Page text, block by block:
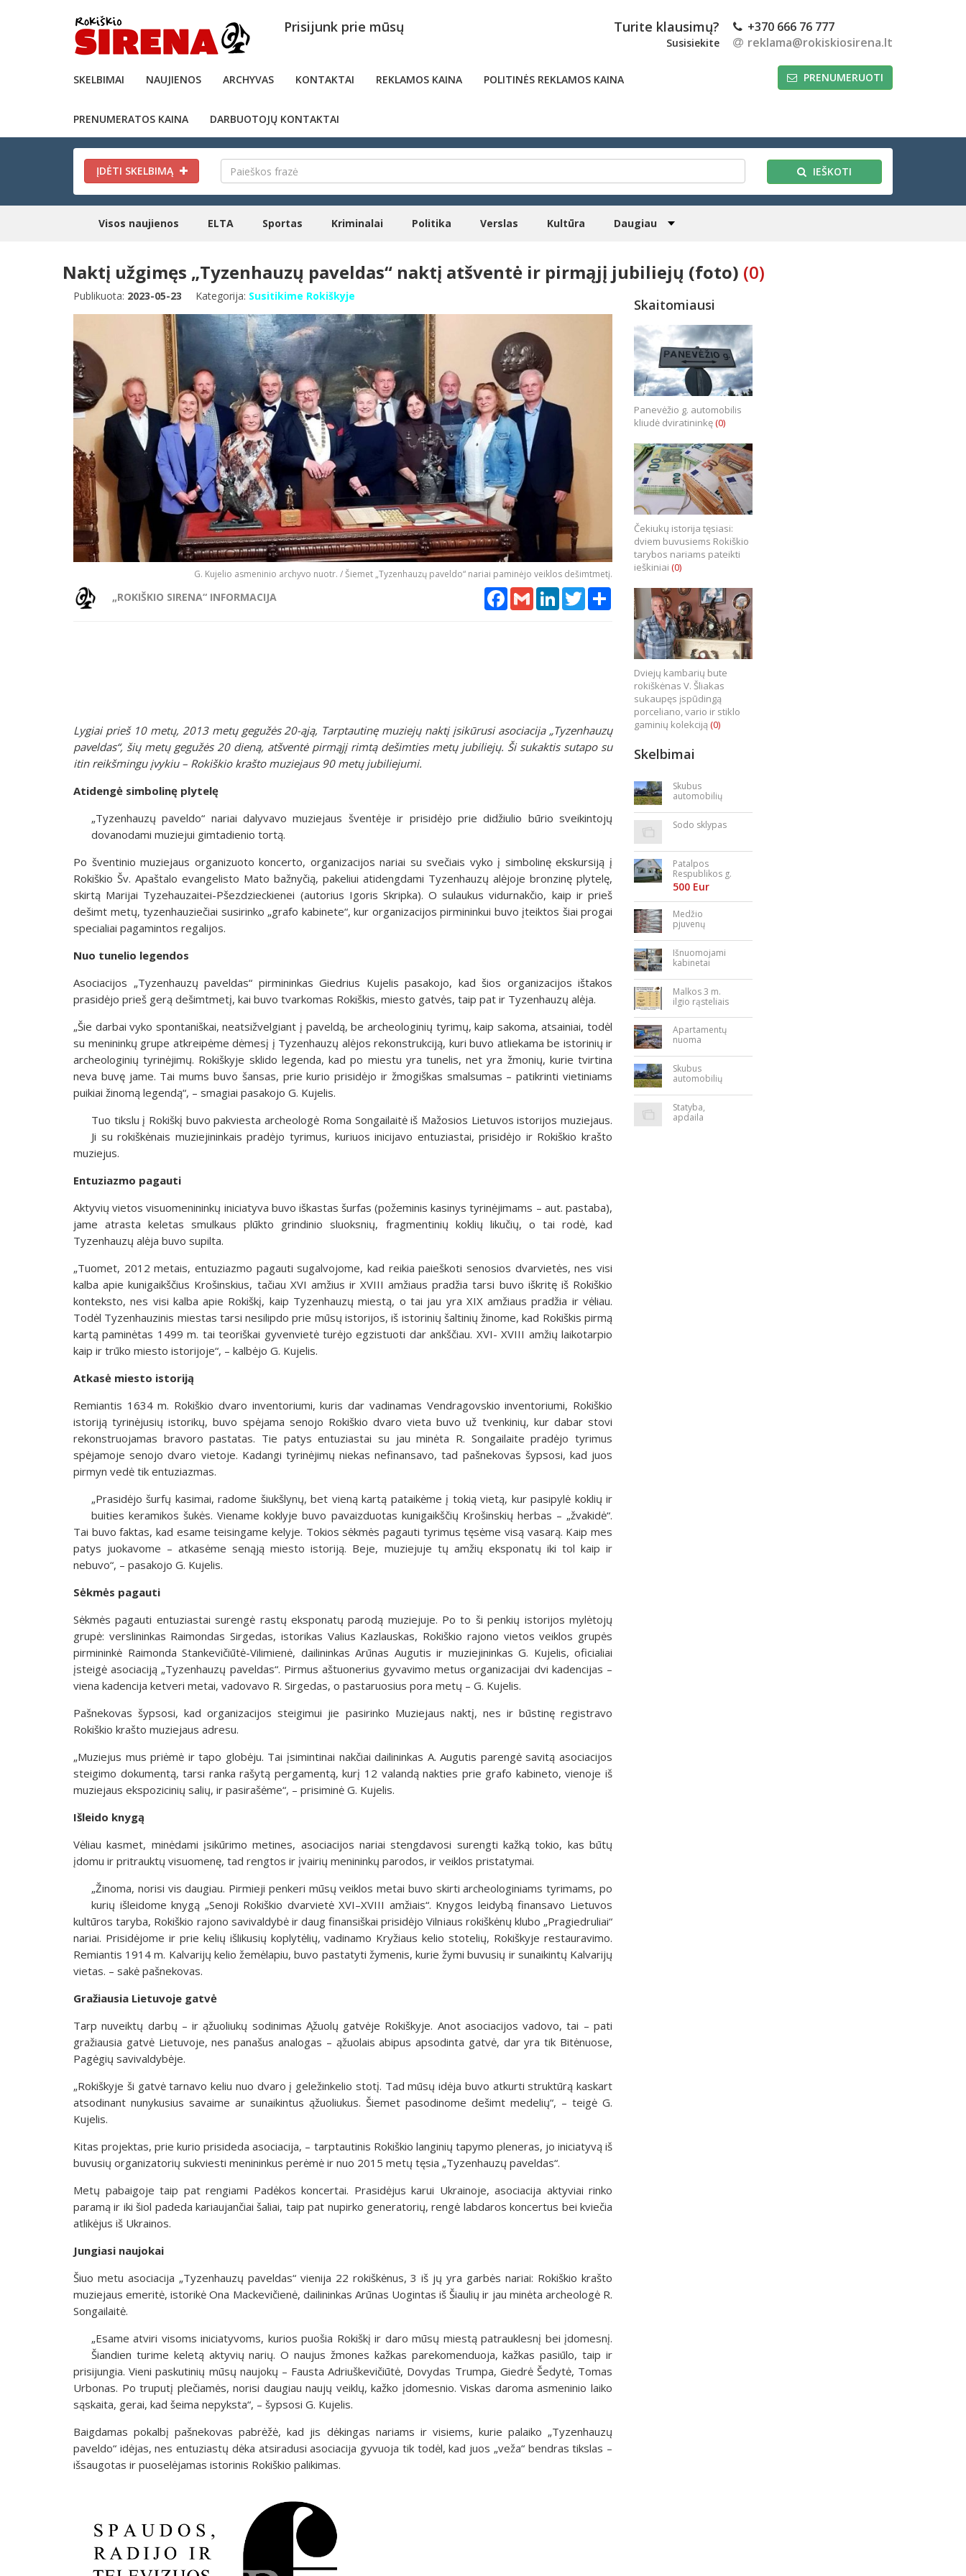
Prisijunk prie mūsų Turite klausimų?
Susisiekite
+370 666 76 777
reklama@rokiskiosirena.lt
SKELBIMAI NAUJIENOS ARCHYVAS KONTAKTAI REKLAMOS KAINA POLITINĖS REKLAMOS KAINA
PRENUMERATOS KAINA DARBUOTOJŲ KONTAKTAI
PRENUMERUOTI
ĮDĖTI SKELBIMĄ IEŠKOTI
Visos naujienos ELTA Sportas Kriminalai Politika Verslas Kultūra Daugiau
Naktį užgimęs „Tyzenhauzų paveldas“ naktį atšventė ir pirmąjį jubiliejų (foto) (0)
Publikuota: 2023-05-23 Kategorija: Susitikime Rokiškyje
G. Kujelio asmeninio archyvo nuotr. / Šiemet „Tyzenhauzų paveldo“ nariai paminėjo veiklos dešimtmetį.
„ROKIŠKIO SIRENA“ INFORMACIJA Facebook
GmailLinkedInTwitterShare
Lygiai prieš 10 metų, 2013 metų gegužės 20-ąją, Tarptautinę muziejų naktį įsikūrusi asociacija „Tyzenhauzų
paveldas“, šių metų gegužės 20 dieną, atšventė pirmąjį rimtą dešimties metų jubiliejų. Ši sukaktis sutapo su
itin reikšmingu įvykiu – Rokiškio krašto muziejaus 90 metų jubiliejumi.
Atidengė simbolinę plytelę
„Tyzenhauzų paveldo“ nariai dalyvavo muziejaus šventėje ir prisidėjo prie didžiulio būrio sveikintojų
dovanodami muziejui gimtadienio tortą.
Po šventinio muziejaus organizuoto koncerto, organizacijos nariai su svečiais vyko į simbolinę ekskursiją į
Rokiškio Šv. Apaštalo evangelisto Mato bažnyčią, pakeliui atidengdami Tyzenhauzų alėjoje bronzinę plytelę,
skirtą Marijai Tyzehauzaitei-Pšezdzieckienei (autorius Igoris Skripka). O sulaukus vidurnakčio, kaip ir prieš
dešimt metų, tyzenhauziečiai susirinko „grafo kabinete“, kur organizacijos pirmininkui buvo įteiktos šiai progai
specialiai pagamintos regalijos.
Nuo tunelio legendos
Asociacijos „Tyzenhauzų paveldas“ pirmininkas Giedrius Kujelis pasakojo, kad šios organizacijos ištakos
prasidėjo prieš gerą dešimtmetį, kai buvo tvarkomas Rokiškis, miesto gatvės, taip pat ir Tyzenhauzų alėja.
„Šie darbai vyko spontaniškai, neatsižvelgiant į paveldą, be archeologinių tyrimų, kaip sakoma, atsainiai, todėl
su menininkų grupe atkreipėme dėmesį į Tyzenhauzų alėjos rekonstrukciją, kuri buvo atliekama be istorinių ir
archeologinių tyrinėjimų. Rokiškyje sklido legenda, kad po miestu yra tunelis, net yra žmonių, kurie tvirtina
neva buvę jame. Tai mums buvo šansas, prie kurio prisidėjo ir žmogiškas smalsumas – patikrinti vietiniams
puikiai žinomą legendą“, – smagiai pasakojo G. Kujelis.
Tuo tikslu į Rokiškį buvo pakviesta archeologė Roma Songailaitė iš Mažosios Lietuvos istorijos muziejaus.
Ji su rokiškėnais muziejininkais pradėjo tyrimus, kuriuos inicijavo entuziastai, prisidėjo ir Rokiškio krašto
muziejus.
Entuziazmo pagauti
Aktyvių vietos visuomenininkų iniciatyva buvo iškastas šurfas (požeminis kasinys tyrinėjimams – aut. pastaba),
jame atrasta keletas smulkaus plūkto grindinio sluoksnių, fragmentinių koklių likučių, o tai rodė, kad
Tyzenhauzų alėja buvo supilta.
„Tuomet, 2012 metais, entuziazmo pagauti sugalvojome, kad reikia paieškoti senosios dvarvietės, nes visi
kalba apie kunigaikščius Krošinskius, tačiau XVI amžius ir XVIII amžiaus pradžia tarsi buvo iškritę iš Rokiškio
konteksto, nes visi kalba apie Rokiškį, kaip Tyzenhauzų miestą, o tai jau yra XIX amžiaus pradžia ir vėliau.
Todėl Tyzenhauzinis miestas tarsi nesilipdo prie mūsų istorijos, iš istorinių šaltinių žinome, kad Rokiškis pirmą
kartą paminėtas 1499 m. tai teoriškai gyvenvietė turėjo egzistuoti dar ankščiau. XVI- XVIII amžių laikotarpio
kaip ir trūko miesto istorijoje“, – kalbėjo G. Kujelis.
Atkasė miesto istoriją
Remiantis 1634 m. Rokiškio dvaro inventoriumi, kuris dar vadinamas Vendragovskio inventoriumi, Rokiškio
istoriją tyrinėjusių istorikų, buvo spėjama senojo Rokiškio dvaro vieta buvo už tvenkinių, kur dabar stovi
rekonstruojamas bravoro pastatas. Tie patys entuziastai su jau minėta R. Songailaite pradėjo tyrimus
spėjamoje senojo dvaro vietoje. Kadangi tyrinėjimų niekas nefinansavo, tad pašnekovas šypsosi, kad juos
pirmyn vedė tik entuziazmas.
„Prasidėjo šurfų kasimai, radome šiukšlynų, bet vieną kartą pataikėme į tokią vietą, kur pasipylė koklių ir
buities keramikos šukės. Viename koklyje buvo pavaizduotas kunigaikščių Krošinskių herbas – „žvakidė“.
Tai buvo faktas, kad esame teisingame kelyje. Tokios sėkmės pagauti tyrimus tęsėme visą vasarą. Kaip mes
patys juokavome – atkasėme senąją miesto istoriją. Beje, muziejuje tų amžių eksponatų iki tol kaip ir
nebuvo“, – pasakojo G. Kujelis.
Sėkmės pagauti
Sėkmės pagauti entuziastai surengė rastų eksponatų parodą muziejuje. Po to ši penkių istorijos mylėtojų
grupė: verslininkas Raimondas Sirgedas, istorikas Valius Kazlauskas, Rokiškio rajono vietos veiklos grupės
pirmininkė Raimonda Stankevičiūtė-Vilimienė, dailininkas Arūnas Augutis ir muziejininkas G. Kujelis, oficialiai
įsteigė asociaciją „Tyzenhauzų paveldas“. Pirmus aštuonerius gyvavimo metus organizacijai dvi kadencijas –
viena kadencija ketveri metai, vadovavo R. Sirgedas, o pastaruosius pora metų – G. Kujelis.
Pašnekovas šypsosi, kad organizacijos steigimui jie pasirinko Muziejaus naktį, nes ir būstinę registravo
Rokiškio krašto muziejaus adresu.
„Muziejus mus priėmė ir tapo globėju. Tai įsimintinai nakčiai dailininkas A. Augutis parengė savitą asociacijos
steigimo dokumentą, tarsi ranka rašytą pergamentą, kurį 12 valandą nakties prie grafo kabineto, vienoje iš
muziejaus ekspozicinių salių, ir pasirašėme“, – prisiminė G. Kujelis.
Išleido knygą
Vėliau kasmet, minėdami įsikūrimo metines, asociacijos nariai stengdavosi surengti kažką tokio, kas būtų
įdomu ir pritrauktų visuomenę, tad rengtos ir įvairių menininkų parodos, ir veiklos pristatymai.
„Žinoma, norisi vis daugiau. Pirmieji penkeri mūsų veiklos metai buvo skirti archeologiniams tyrimams, po
kurių išleidome knygą „Senoji Rokiškio dvarvietė XVI–XVIII amžiais“. Knygos leidybą finansavo Lietuvos
kultūros taryba, Rokiškio rajono savivaldybė ir daug finansiškai prisidėjo Vilniaus rokiškėnų klubo „Pragiedruliai“
nariai. Prisidėjome ir prie kelių išlikusių koplytėlių, vadinamo Kryžiaus kelio stotelių, Rokiškyje restauravimo.
Remiantis 1914 m. Kalvarijų kelio žemėlapiu, buvo pastatyti žymenis, kurie žymi buvusių ir sunaikintų Kalvarijų
vietas. – sakė pašnekovas.
Gražiausia Lietuvoje gatvė
Tarp nuveiktų darbų – ir ąžuoliukų sodinimas Ąžuolų gatvėje Rokiškyje. Anot asociacijos vadovo, tai – pati
gražiausia gatvė Lietuvoje, nes panašus analogas – ąžuolais abipus apsodinta gatvė, dar yra tik Bitėnuose,
Pagėgių savivaldybėje.
„Rokiškyje ši gatvė tarnavo keliu nuo dvaro į geležinkelio stotį. Tad mūsų idėja buvo atkurti struktūrą kaskart
atsodinant nunykusius savaime ar sunaikintus ąžuoliukus. Šiemet pasodinome dešimt medelių“, – teigė G.
Kujelis.
Kitas projektas, prie kurio prisideda asociacija, – tarptautinis Rokiškio langinių tapymo pleneras, jo iniciatyvą iš
buvusių organizatorių sukviesti menininkus perėmė ir nuo 2015 metų tęsia „Tyzenhauzų paveldas“.
Metų pabaigoje taip pat rengiami Padėkos koncertai. Prasidėjus karui Ukrainoje, asociacija aktyviai rinko
paramą ir iki šiol padeda kariaujančiai šaliai, taip pat nupirko generatorių, rengė labdaros koncertus bei kviečia
atlikėjus iš Ukrainos.
Jungiasi naujokai
Šiuo metu asociacija „Tyzenhauzų paveldas“ vienija 22 rokiškėnus, 3 iš jų yra garbės nariai: Rokiškio krašto
muziejaus emeritė, istorikė Ona Mackevičienė, dailininkas Arūnas Uogintas iš Šiaulių ir jau minėta archeologė R.
Songailaitė.
„Esame atviri visoms iniciatyvoms, kurios puošia Rokiškį ir daro mūsų miestą patrauklesnį bei įdomesnį.
Šiandien turime keletą aktyvių narių. O naujus žmones kažkas parekomenduoja, kažkas pasiūlo, taip ir
prisijungia. Vieni paskutinių mūsų naujokų – Fausta Adriuškevičiūtė, Dovydas Trumpa, Giedrė Šedytė, Tomas
Urbonas. Po truputį plečiamės, norisi daugiau naujų veiklų, kažko įdomesnio. Viskas daroma asmeninio laiko
sąskaita, gerai, kad šeima nepyksta“, – šypsosi G. Kujelis.
Baigdamas pokalbį pašnekovas pabrėžė, kad jis dėkingas nariams ir visiems, kurie palaiko „Tyzenhauzų
paveldo“ idėjas, nes entuziastų dėka atsiradusi asociacija gyvuoja tik todėl, kad juos „veža“ bendras tikslas –
išsaugotas ir puoselėjamas istorinis Rokiškio palikimas.
Skaitomiausi
Panevėžio g. automobilis
kliudė dviratininkę(0)
Čekiukų istorija tęsiasi:
dviem buvusiems Rokiškio
tarybos nariams pateikti
ieškiniai (0)
Dviejų kambarių bute
rokiškėnas V. Šliakas
sukaupęs įspūdingą
porceliano, vario ir stiklo
gaminių kolekciją (0)
Skelbimai
Skubus
automobilių
Sodo sklypas
Patalpos
Respublikos g.
23
500 Eur
Medžio
pjuvenų
briketai
Išnuomojami
kabinetai
bės aikštėje
Malkos 3 m.
ilgio rąsteliais
Apartamentų
nuoma
Skubus
automobilių
Statyba,
apdaila